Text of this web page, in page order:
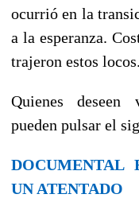
ocurrió en la
a la esperanza.
trajeron estos
Quienes
pueden pulsar el
DOCUMENTAL
UN ATENTADO